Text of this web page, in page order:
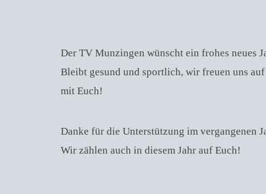
Der TV Munzingen wünscht ein frohes neues
Bleibt gesund und sportlich, wir freuen uns
mit Euch!
Danke für die Unterstützung im vergangenen
Wir zählen auch in diesem Jahr auf Euch!